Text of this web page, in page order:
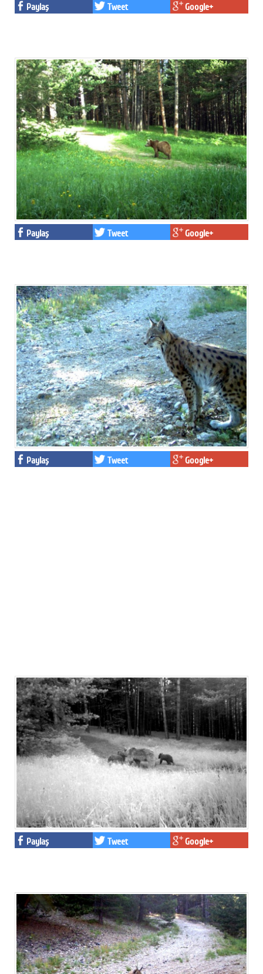
Paylaş Tweet Google+
Paylaş Tweet Google+
Paylaş Tweet Google+
Paylaş Tweet Google+